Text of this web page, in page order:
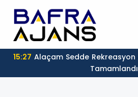
15:27
Tamamlandı